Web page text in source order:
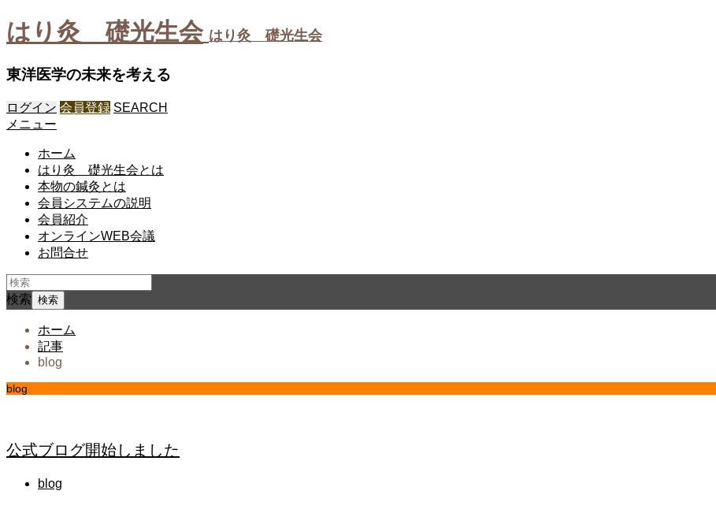
はり灸 礎光生会 はり灸 礎光生会
東洋医学の未来を考える
ログイン 会員登録 SEARCH
メニュー
ホーム
はり灸 礎光生会とは
本物の鍼灸とは
会員システムの説明
会員紹介
オンラインWEB会議
お問合せ
検索
ホーム
記事
blog
blog
公式ブログ開始しました
blog